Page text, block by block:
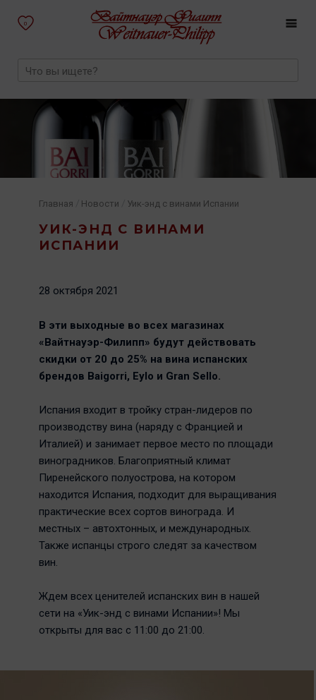
0
УИК-ЭНД С ВИНАМИ
ИСПАНИИ
Главная Новости Уик-энд с винами Испании
28 октября 2021
В эти выходные во всех магазинах
«Вайтнауэр-Филипп» будут действовать
скидки от 20 до 25% на вина испанских
брендов Baigorri, Eylo и Gran Sello.
Испания входит в тройку стран-лидеров по
производству вина (наряду с Францией и
Италией) и занимает первое место по площади
виноградников. Благоприятный климат
Пиренейского полуострова, на котором
находится Испания, подходит для выращивания
практические всех сортов винограда. И
местных – автохтонных, и международных.
Также испанцы строго следят за качеством
вин.
Ждем всех ценителей испанских вин в нашей
сети на «Уик-энд с винами Испании»! Мы
открыты для вас с 11:00 до 21:00.